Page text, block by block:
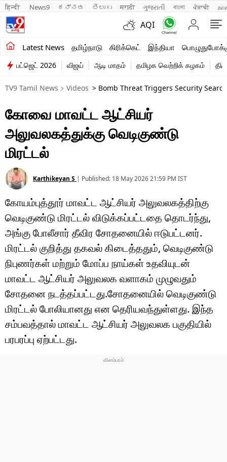
हिन्दी News9 ಕನ್ನಡ తెలుగు मराठी ગુજરાતી বাংলা ਪੰਜਾਬੀ
AQI
Latest News தமிழ்நாடு கிரிக்கெட் இந்தியா
சமீபத்திய செய்திகள்
தமிழ்நாடு
இந்தியா
உலகம்
விளையாட்டு
பொழுதுபோக்கு
லைஃப்ஸ்டைல்
வணிகம்
டெக்னாலஜி
ஆன்மீகம்
வைரல்
ஹெஃல்த்
ஷார்ட் வீடியோஸ்
வலை கதைகள்
பட்ஜெட் 2026 விஜய் ஆடி மாதம் தமிழக வெற்றிக் கழகம்
TV9 Tamil News Videos > Bomb Threat Triggers Security
கோவை மாவட்ட ஆட்சியர்
அலுவலகத்துக்கு வெடிகுண்டு
மிரட்டல்
Karthikeyan S | Published: 18 May 2026 21:59 PM IST
கோயம்புத்தூர் மாவட்ட ஆட்சியர் அலுவலகத்திற்கு
வெடிகுண்டு மிரட்டல் விடுக்கப்பட்டதை தொடர்ந்து,
அங்கு போலீசார் தீவிர சோதனையில் ஈடுபட்டனர்.
மிரட்டல் குறித்து தகவல் கிடைத்ததும், வெடிகுண்டு
நிபுணர்கள் மற்றும் மோப்ப நாய்கள் உதவியுடன்
மாவட்ட ஆட்சியர் அலுவலக வளாகம் முழுவதும்
சோதனை நடத்தப்பட்டது.சோதனையில் வெடிகுண்டு
மிரட்டல் போலியானது என தெரியவந்துள்ளது. இந்த
சம்பவத்தால் மாவட்ட ஆட்சியர் அலுவலக பகுதியில்
பரபரப்பு ஏற்பட்டது.